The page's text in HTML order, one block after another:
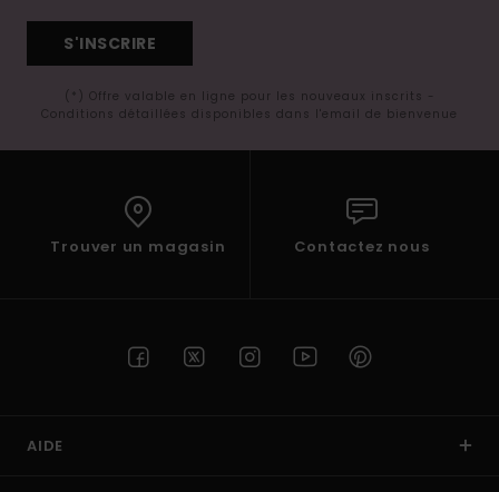
S'INSCRIRE
(*) Offre valable en ligne pour les nouveaux inscrits -
Conditions détaillées disponibles dans l'email de bienvenue
Trouver un magasin Contactez nous
AIDE